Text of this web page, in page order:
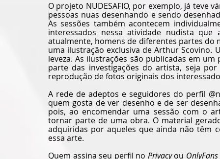
O projeto NUDESAFIO, por exemplo, já teve
pessoas nuas desenhando e sendo
As sessões também acontecem
interessados nessa atividade nudista
atualmente, homens de diferentes partes
uma ilustração exclusiva de Arthur Scovino.
leveza. As ilustrações são publicadas em
parte das investigações do artista, seja
reprodução de fotos originais dos
A rede de adeptos e seguidores do perfil
quem gosta de ver desenho e de ser
pois, ao encomendar uma sessão com o
tornar parte de uma obra. O material
adquiridas por aqueles que ainda não têm
essa arte.
Quem assina seu perfil no Privacy ou OnlyFans